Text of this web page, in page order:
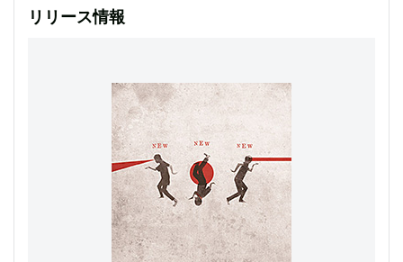
リリース情報